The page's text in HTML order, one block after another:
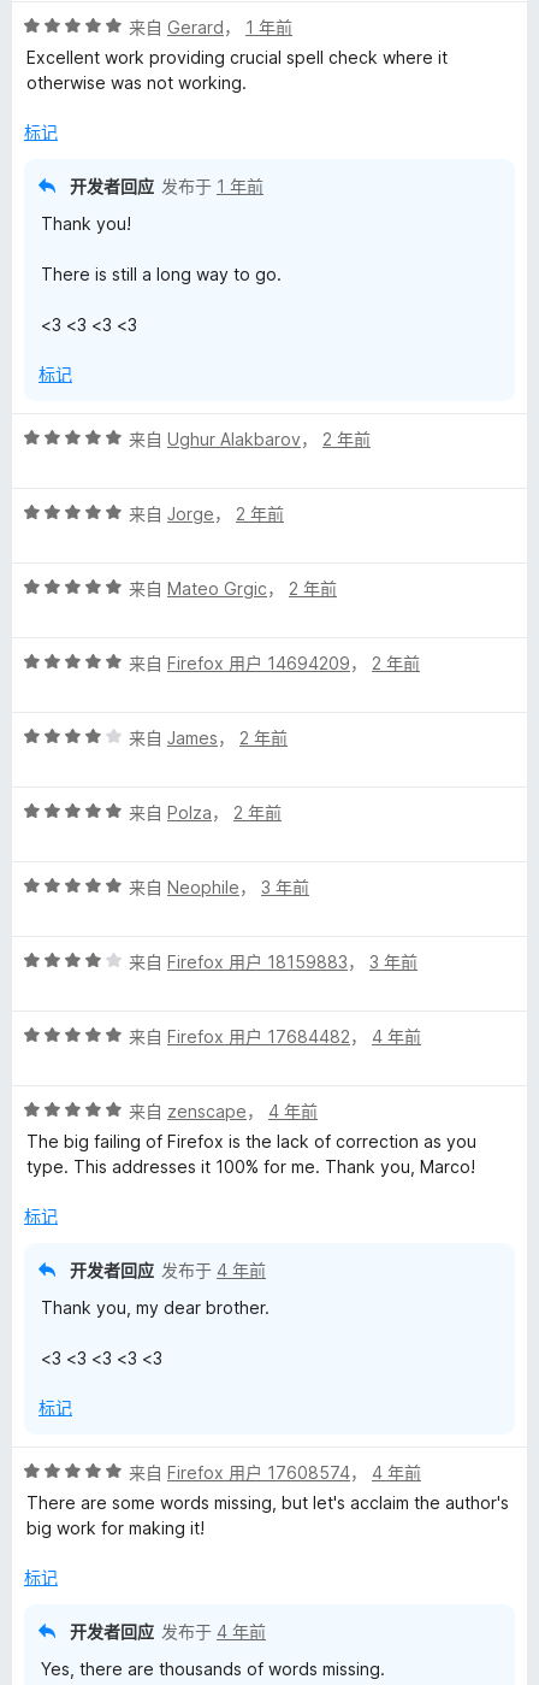
(
M
r
c
o
i
n
t
)
的
评
/
5
评
分
5
5
来自 Gerard， 1 年前
Excellent work providing crucial spell check where it
otherwise was not working.
标记
开发者回应 发布于 1 年前
Thank you!
There is still a long way to go.
<3 <3 <3 <3
标记
评
/
来自 Ughur Alakbarov， 2 年前
评
/
来自 Jorge， 2 年前
评
/
来自 Mateo Grgic， 2 年前
评
/
来自 Firefox 用户 14694209， 2 年前
评
/
来自 James， 2 年前
评
/
来自 Polza， 2 年前
评
/
来自 Neophile， 3 年前
评
/
来自 Firefox 用户 18159883， 3 年前
评
/
5
来自 Firefox 用户 17684482， 4 年前
评
分
5
5
来自 zenscape， 4 年前
The big failing of Firefox is the lack of correction as you
type. This addresses it 100% for me. Thank you, Marco!
标记
开发者回应 发布于 4 年前
Thank you, my dear brother.
<3 <3 <3 <3 <3
标记
评
分
5
5
来自 Firefox 用户 17608574， 4 年前
There are some words missing, but let's acclaim the author's
big work for making it!
标记
开发者回应 发布于 4 年前
Yes, there are thousands of words missing.